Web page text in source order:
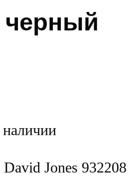
черный
наличии
Jones 932208